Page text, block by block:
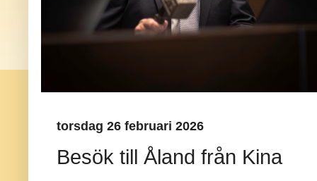
torsdag 26 februari 2026
Besök till Åland från Kina